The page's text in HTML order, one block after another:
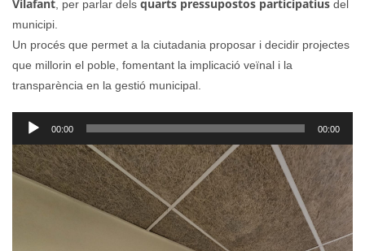
Vilafant , per parlar dels quarts pressupostos participatius del
municipi.
Un procés que permet a la ciutadania proposar i decidir projectes
que millorin el poble, fomentant la implicació veïnal i la
transparència en la gestió municipal.
Reproductor
d'àudio
00:00 00:00